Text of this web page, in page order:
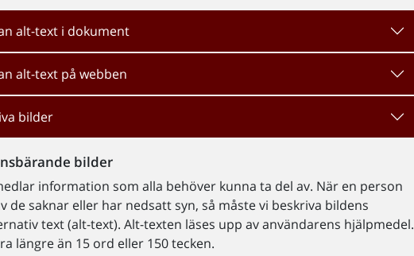
alt-text i dokument
alt-text på webben
bilder
bilder
information som alla behöver kunna ta del av. När en person
de saknar eller har nedsatt syn, så måste vi beskriva bildens
text (alt-text). Alt-texten läses upp av användarens hjälpmedel.
längre än 15 ord eller 150 tecken.